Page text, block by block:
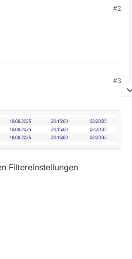
#2
#3
Filtereinstellungen